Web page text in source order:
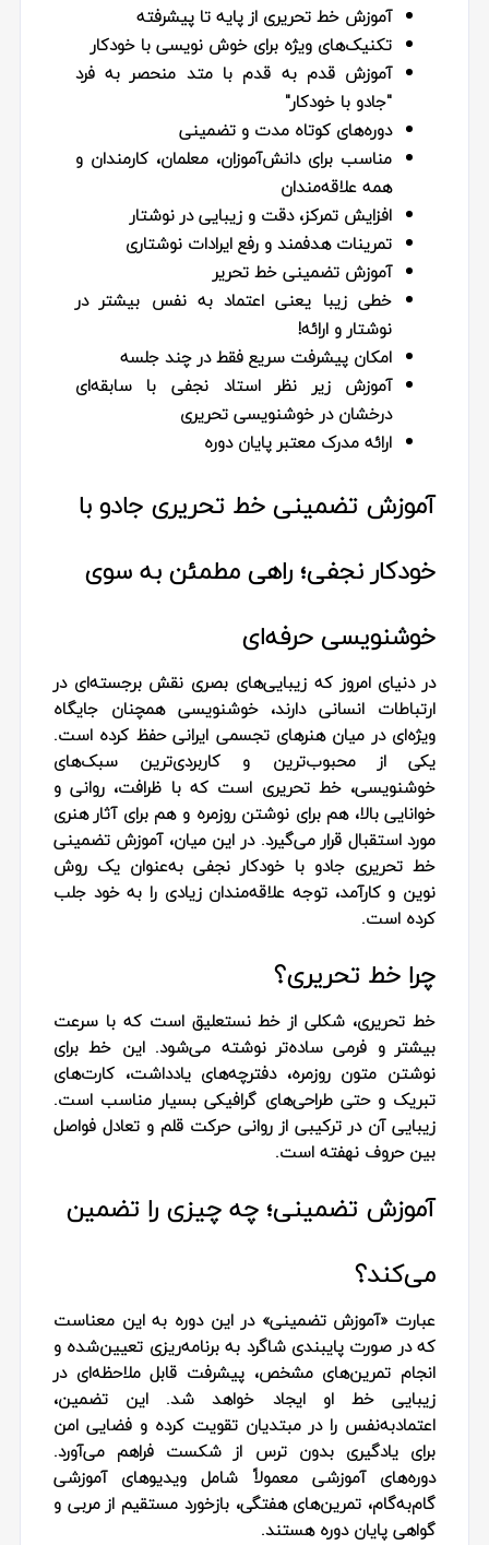
آموزش خط تحریری از پایه تا پیشرفته
تکنیک‌های ویژه برای خوش‌ نویسی با خودکار
آموزش قدم به قدم با متد منحصر‌ به‌ فرد
"جادو با خودکار"
دوره‌های کوتاه‌ مدت و تضمینی
مناسب برای دانش‌آموزان، معلمان، کارمندان و
همه علاقه‌مندان
افزایش تمرکز، دقت و زیبایی در نوشتار
تمرینات هدفمند و رفع ایرادات نوشتاری
آموزش تضمینی خط تحریر
خطی زیبا یعنی اعتماد به نفس بیشتر در
نوشتار و ارائه!
امکان پیشرفت سریع فقط در چند جلسه
آموزش زیر نظر استاد نجفی با سابقه‌ای
درخشان در خوشنویسی تحریری
ارائه مدرک معتبر پایان دوره
آموزش تضمینی خط تحریری جادو با
خودکار نجفی؛ راهی مطمئن به سوی
خوشنویسی حرفه‌ای
در دنیای امروز که زیبایی‌های بصری نقش برجسته‌ای در
ارتباطات انسانی دارند، خوشنویسی همچنان جایگاه
ویژه‌ای در میان هنرهای تجسمی ایرانی حفظ کرده است.
یکی از محبوب‌ترین و کاربردی‌ترین سبک‌های
خوشنویسی، خط تحریری است که با ظرافت، روانی و
خوانایی بالا، هم برای نوشتن روزمره و هم برای آثار هنری
مورد استقبال قرار می‌گیرد. در این میان، آموزش تضمینی
خط تحریری جادو با خودکار نجفی به‌عنوان یک روش
نوین و کارآمد، توجه علاقه‌مندان زیادی را به خود جلب
کرده است.
چرا خط تحریری؟
خط تحریری، شکلی از خط نستعلیق است که با سرعت
بیشتر و فرمی ساده‌تر نوشته می‌شود. این خط برای
نوشتن متون روزمره، دفترچه‌های یادداشت، کارت‌های
تبریک و حتی طراحی‌های گرافیکی بسیار مناسب است.
زیبایی آن در ترکیبی از روانی حرکت قلم و تعادل فواصل
بین حروف نهفته است.
آموزش تضمینی؛ چه چیزی را تضمین
می‌کند؟
عبارت «آموزش تضمینی» در این دوره به این معناست
که در صورت پایبندی شاگرد به برنامه‌ریزی تعیین‌شده و
انجام تمرین‌های مشخص، پیشرفت قابل‌ ملاحظه‌ای در
زیبایی خط او ایجاد خواهد شد. این تضمین،
اعتمادبه‌نفس را در مبتدیان تقویت کرده و فضایی امن
برای یادگیری بدون ترس از شکست فراهم می‌آورد.
دوره‌های آموزشی معمولاً شامل ویدیوهای آموزشی
گام‌به‌گام، تمرین‌های هفتگی، بازخورد مستقیم از مربی و
گواهی پایان دوره هستند.